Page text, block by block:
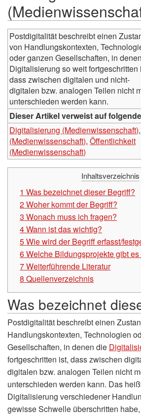
Postdigitalität beschreibt einen
von Handlungskontexten,
oder ganzen Gesellschaften, in
Digitalisierung so weit fortgeschritten
dass zwischen digitalen und nicht-
digitalen bzw. analogen Teilen nicht
unterschieden werden kann.
Dieser Artikel verweist auf
Digitalisierung (Medienwissenschaft),
(Medienwissenschaft),Öffentlichkeit
(Medienwissenschaft)
Inhaltsverzeichnis
1 Was bezeichnet dieser Begriff?
2Woher kommt der Begriff?
3 Wonach muss ich fragen?
4Wann ist das wichtig?
5Wie wird der Begriff erfasst/
6Welche Bildungsprojekte gibt es
7Weiterführende Literatur
8 Quellenverzeichnis
Was bezeichnet
Postdigitalität beschreibt einen
Handlungskontexten, Technologien
Gesellschaften, in denen die
fortgeschritten ist, dass zwischen
digitalen bzw. analogen Teilen nicht
unterschieden werden kann. Das
Digitalisierung verschiedener
gewisse Schwelle überschritten